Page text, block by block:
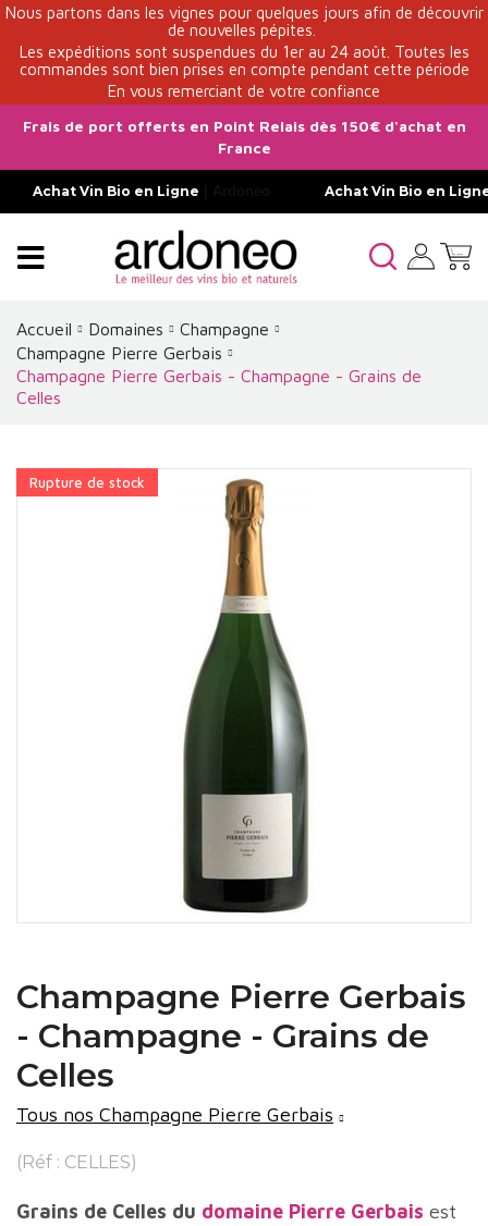
Nous partons dans les vignes pour quelques jours afin de découvrir
de nouvelles pépites.
Les expéditions sont suspendues du 1er au 24 août. Toutes les
commandes sont bien prises en compte pendant cette période
En vous remerciant de votre confiance
Frais de port offerts en Point Relais dès 150€ d'achat en
France
Achat Vin Bio en Ligne Achat Vin Bio en
Accueil Domaines
Champagne
Champagne Pierre Gerbais
Champagne Pierre Gerbais - Champagne - Grains de
Celles
Rupture de stock
Champagne Pierre Gerbais
- Champagne - Grains de
Celles
Tous nos Champagne Pierre Gerbais
(Réf : CELLES)
Grains de Celles du domaine Pierre Gerbais est